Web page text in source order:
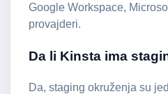
Google Workspace,
provajderi.
Da li Kinsta ima
Da, staging okruženja su